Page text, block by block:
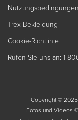
Nutzungsbedingungen
Trex-Bekleidung
Cookie-Richtlinie
Rufen Sie uns an: 1-
Copyright © 2025
Fotos und Videos